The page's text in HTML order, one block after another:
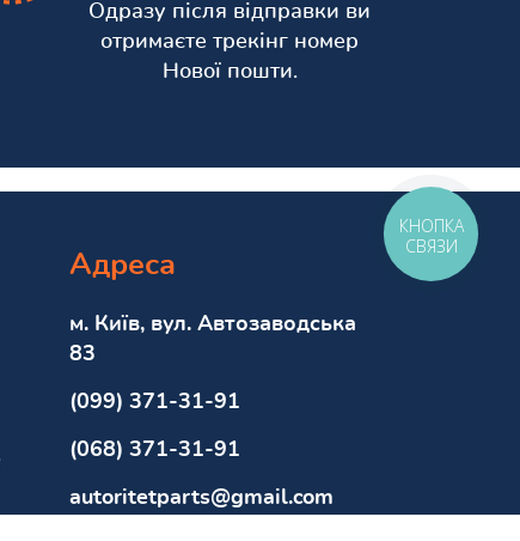
Одразу після відправки ви
отримаєте трекінг номер
Нової пошти.
Адреса
м. Київ, вул. Автозаводська
83
(099) 371-31-91
(068) 371-31-91
autoritetparts@gmail.com
КНОПКА
СВЯЗИ